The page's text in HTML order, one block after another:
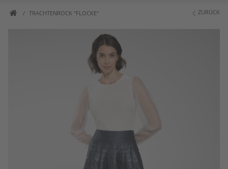
TRACHTENROCK "FLOCKE" ZURÜCK
Artikelbilder überspringen